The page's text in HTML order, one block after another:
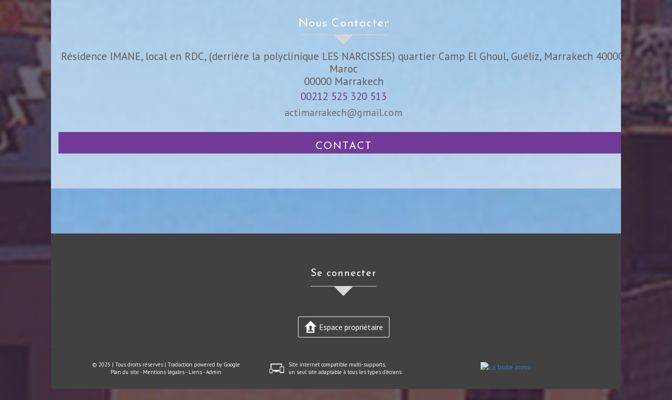
Nous Contacter
Résidence IMANE, local en RDC, (derrière la polyclinique LES NARCISSES) quartier Camp El Ghoul, Guéliz, Marrakech 40000,
Maroc
00000 Marrakech
00212 525 320 513
actimarrakech@gmail.com
CONTACT
Se connecter
Espace propriétaire
© 2025 | Tous droits réservés | Traduction powered by Google
Plan du site - Mentions légales- Liens-Admin
Site internet compatible multi-supports,
un seul site adaptable à tous les types d'écrans.